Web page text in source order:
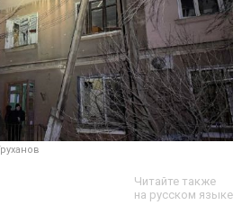
Читайте также
на русском языке